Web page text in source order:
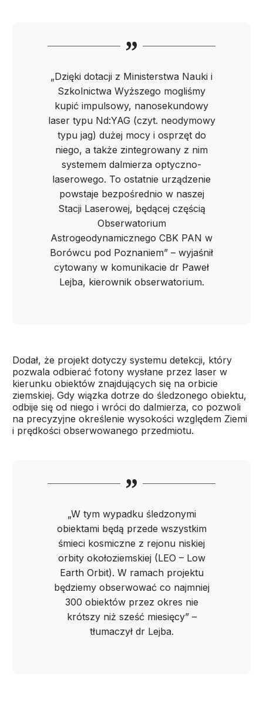
„Dzięki dotacji z Ministerstwa Nauki i
Szkolnictwa Wyższego mogliśmy
kupić impulsowy, nanosekundowy
laser typu Nd:YAG (czyt. neodymowy
typu jag) dużej mocy i osprzęt do
niego, a także zintegrowany z nim
systemem dalmierza optyczno-
laserowego. To ostatnie urządzenie
powstaje bezpośrednio w naszej
Stacji Laserowej, będącej częścią
Obserwatorium
Astrogeodynamicznego CBK PAN w
Borówcu pod Poznaniem” – wyjaśnił
cytowany w komunikacie dr Paweł
Lejba, kierownik obserwatorium.
Dodał, że projekt dotyczy systemu detekcji, który
pozwala odbierać fotony wysłane przez laser w
kierunku obiektów znajdujących się na orbicie
ziemskiej. Gdy wiązka dotrze do śledzonego obiektu,
odbije się od niego i wróci do dalmierza, co pozwoli
na precyzyjne określenie wysokości względem Ziemi
i prędkości obserwowanego przedmiotu.
„W tym wypadku śledzonymi
obiektami będą przede wszystkim
śmieci kosmiczne z rejonu niskiej
orbity okołoziemskiej (LEO – Low
Earth Orbit). W ramach projektu
będziemy obserwować co najmniej
300 obiektów przez okres nie
krótszy niż sześć miesięcy” –
tłumaczył dr Lejba.